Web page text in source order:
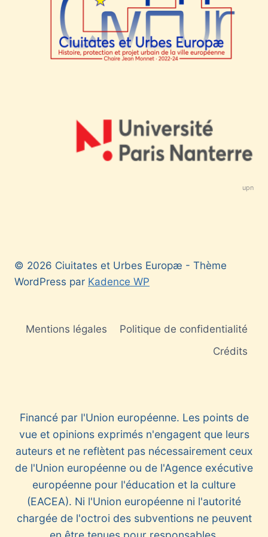
upn
© 2026 Ciuitates et Urbes Europæ - Thème
WordPress par Kadence WP
Mentions légales
Politique de confidentialité
Crédits
Financé par l'Union européenne. Les points de
vue et opinions exprimés n'engagent que leurs
auteurs et ne reflètent pas nécessairement ceux
de l'Union européenne ou de l'Agence exécutive
européenne pour l'éducation et la culture
(EACEA). Ni l'Union européenne ni l'autorité
chargée de l'octroi des subventions ne peuvent